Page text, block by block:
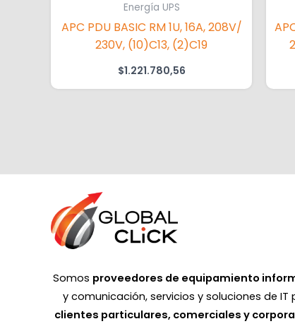
Energía UPS
APC PDU BASIC RM 1U, 16A, 208V/
230V, (10)C13, (2)C19
$1.221.780,56
Somos proveedores de equipamiento
y comunicación, servicios y soluciones de IT
clientes particulares, comerciales y